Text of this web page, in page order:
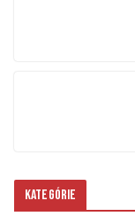
Kategórie